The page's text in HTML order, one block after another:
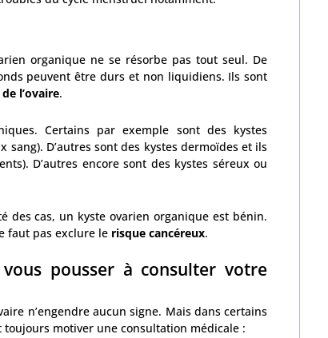
organique ne se résorbe pas tout seul. De
peuvent être durs et non liquidiens. Ils sont
l’ovaire.
Certains par exemple sont des kystes
D’autres sont des kystes dermoïdes et ils
D’autres encore sont des kystes séreux ou
des cas, un kyste ovarien organique est bénin.
faut pas exclure le risque cancéreux.
pousser à consulter votre
n’engendre aucun signe. Mais dans certains
motiver une consultation médicale :